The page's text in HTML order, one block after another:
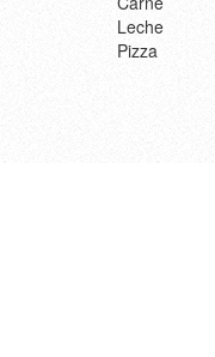
Leche
Pizza